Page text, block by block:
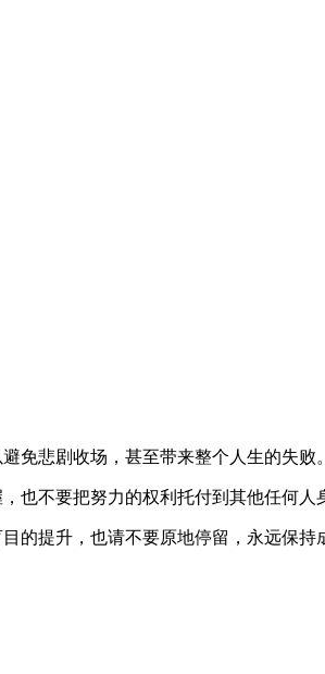
免悲剧收场，甚至带来整个人生的失败。
不要把努力的权利托付到其他任何人
提升，也请不要原地停留，永远保持